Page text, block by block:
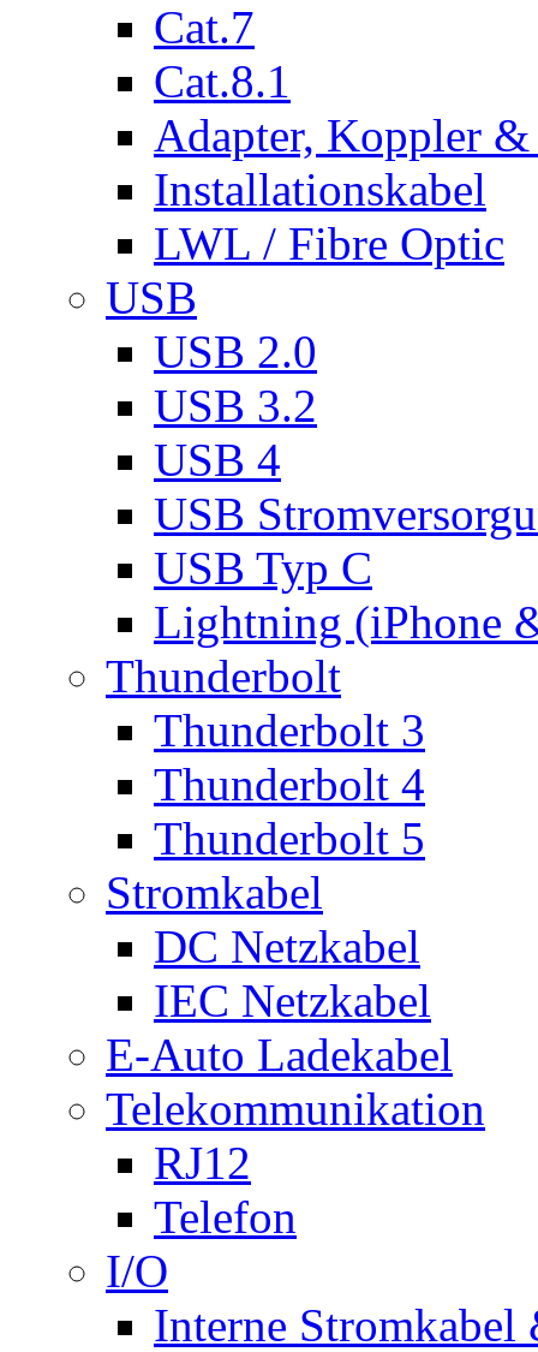
Cat.7
Cat.8.1
Adapter, Koppler &
Installationskabel
LWL / Fibre Optic
USB
USB 2.0
USB 3.2
USB 4
USB
USB Typ C
Lightning (iPhone
Thunderbolt
Thunderbolt 3
Thunderbolt 4
Thunderbolt 5
Stromkabel
DC Netzkabel
IEC Netzkabel
E-Auto Ladekabel
Telekommunikation
RJ12
Telefon
I/O
Interne Stromkabel